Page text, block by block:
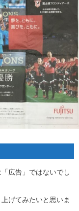
広告」ではないでし
げてみたいと思いま